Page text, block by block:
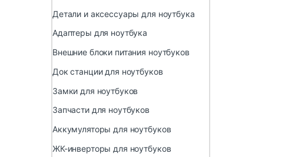
Детали и аксессуары для ноутбука
Адаптеры для ноутбука
Внешние блоки питания ноутбуков
Док станции для ноутбуков
Замки для ноутбуков
Запчасти для ноутбуков
Аккумуляторы для ноутбуков
ЖК-инверторы для ноутбуков